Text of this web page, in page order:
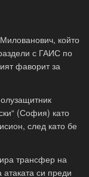
който
с ГАИС по
фаворит за
(София) като
след като бе
трансфер на
си преди